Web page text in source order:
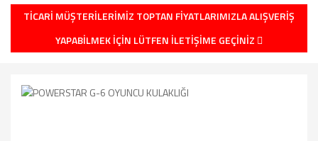
TİCARİ MÜŞTERİLERİMİZ TOPTAN FİYATLARIMIZLA ALIŞVERİŞ
YAPABİLMEK İÇİN LÜTFEN İLETİŞİME GEÇİNİZ